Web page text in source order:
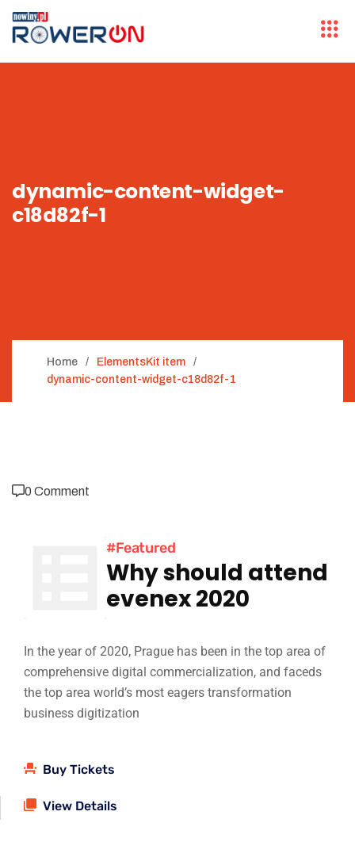
dynamic-content-widget-
c18d82f-1
Home
ElementsKit item
dynamic-content-widget-c18d82f-1
0 Comment
#Featured
Why should attend
evenex 2020
In the year of 2020, Prague has been in the top area of
comprehensive digital commercialization, and faceds
the top area world’s most eagers transformation
business digitization
Buy Tickets
View Details